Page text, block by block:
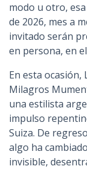
modo u otro,
de 2026, mes a
invitado serán
en persona, en
En esta
Milagros
una estilista
impulso
Suiza. De
algo ha
invisible,